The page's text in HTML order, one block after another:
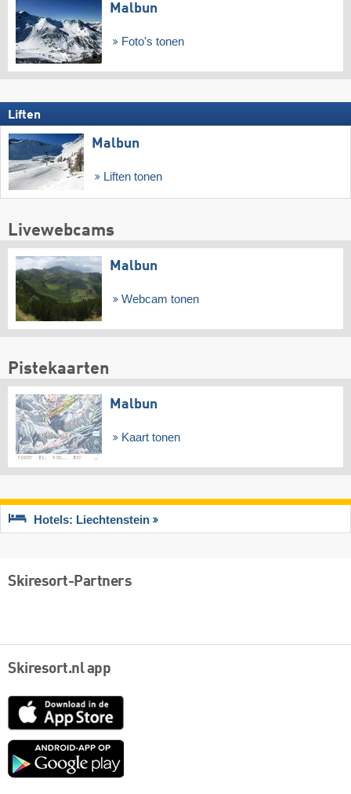
Malbun
Foto's tonen
Liften
Malbun
Liften tonen
Livewebcams
Malbun
Webcam tonen
Pistekaarten
Malbun
Kaart tonen
Hotels: Liechtenstein
Skiresort-Partners
Skiresort.nl app
App
Google